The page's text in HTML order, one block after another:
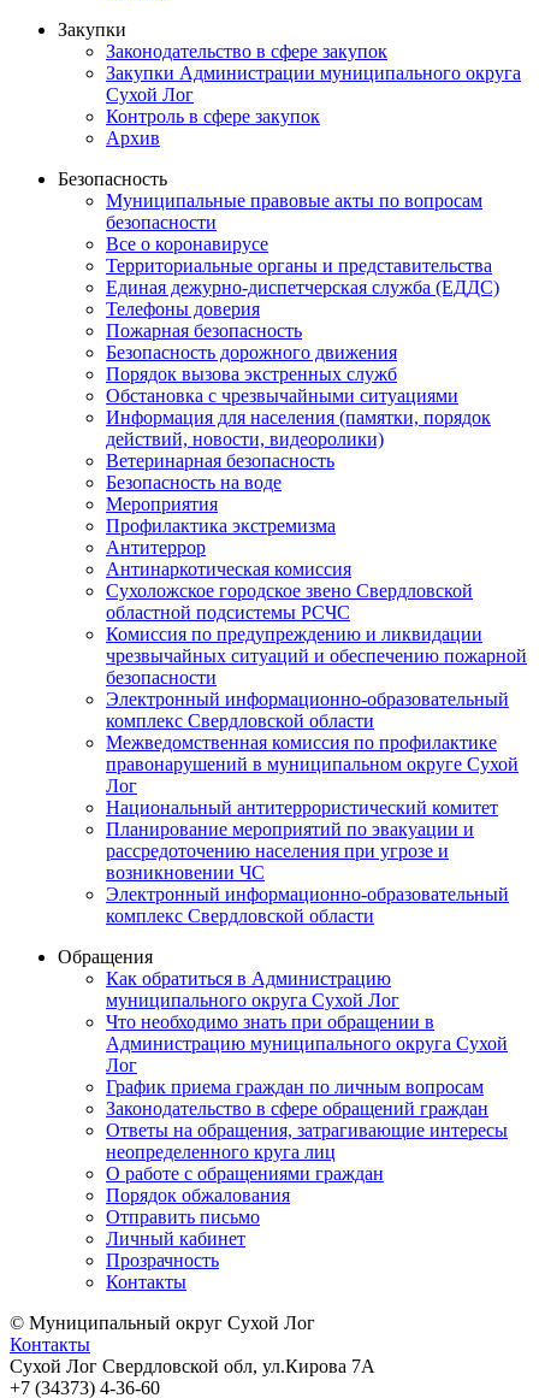
Закупки
Законодательство в сфере закупок
Закупки Администрации муниципального округа
Сухой Лог
Контроль в сфере закупок
Архив
Безопасность
Муниципальные правовые акты по вопросам
безопасности
Все о коронавирусе
Территориальные органы и представительства
Единая дежурно-диспетчерская служба (ЕДДС)
Телефоны доверия
Пожарная безопасность
Безопасность дорожного движения
Порядок вызова экстренных служб
Обстановка с чрезвычайными ситуациями
Информация для населения (памятки, порядок
действий, новости, видеоролики)
Ветеринарная безопасность
Безопасность на воде
Мероприятия
Профилактика экстремизма
Антитеррор
Антинаркотическая комиссия
Сухоложское городское звено Свердловской
областной подсистемы РСЧС
Комиссия по предупреждению и ликвидации
чрезвычайных ситуаций и обеспечению пожарной
безопасности
Электронный информационно-образовательный
комплекс Cвердловской области
Межведомственная комиссия по профилактике
правонарушений в муниципальном округе Сухой
Лог
Национальный антитеррористический комитет
Планирование мероприятий по эвакуации и
рассредоточению населения при угрозе и
возникновении ЧС
Электронный информационно-образовательный
комплекс Свердловской области
Обращения
Как обратиться в Администрацию
муниципального округа Сухой Лог
Что необходимо знать при обращении в
Администрацию муниципального округа Сухой
Лог
График приема граждан по личным вопросам
Законодательство в сфере обращений граждан
Ответы на обращения, затрагивающие интересы
неопределенного круга лиц
О работе с обращениями граждан
Порядок обжалования
Отправить письмо
Личный кабинет
Прозрачность
Контакты
© Муниципальный округ Сухой Лог
Контакты
Сухой Лог Свердловской обл, ул.Кирова 7А
+7 (34373) 4-36-60